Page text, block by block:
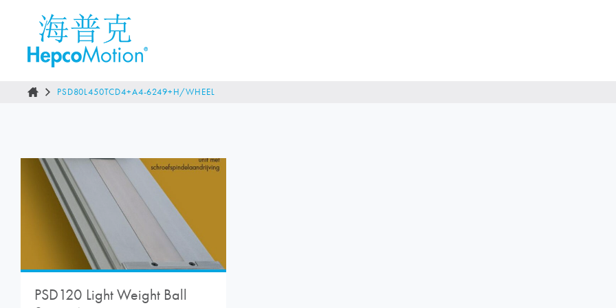
PSD80L450TCD4+A4-6249+H/WHEEL
PSD120 Light Weight Ball